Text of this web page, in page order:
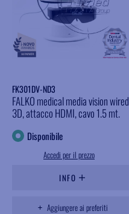
FK301DV-ND3
FALKO medical media vision wired
3D, attacco HDMI, cavo 1.5 mt.
Disponibile
Accedi per il prezzo
INFO
Aggiungere ai preferiti